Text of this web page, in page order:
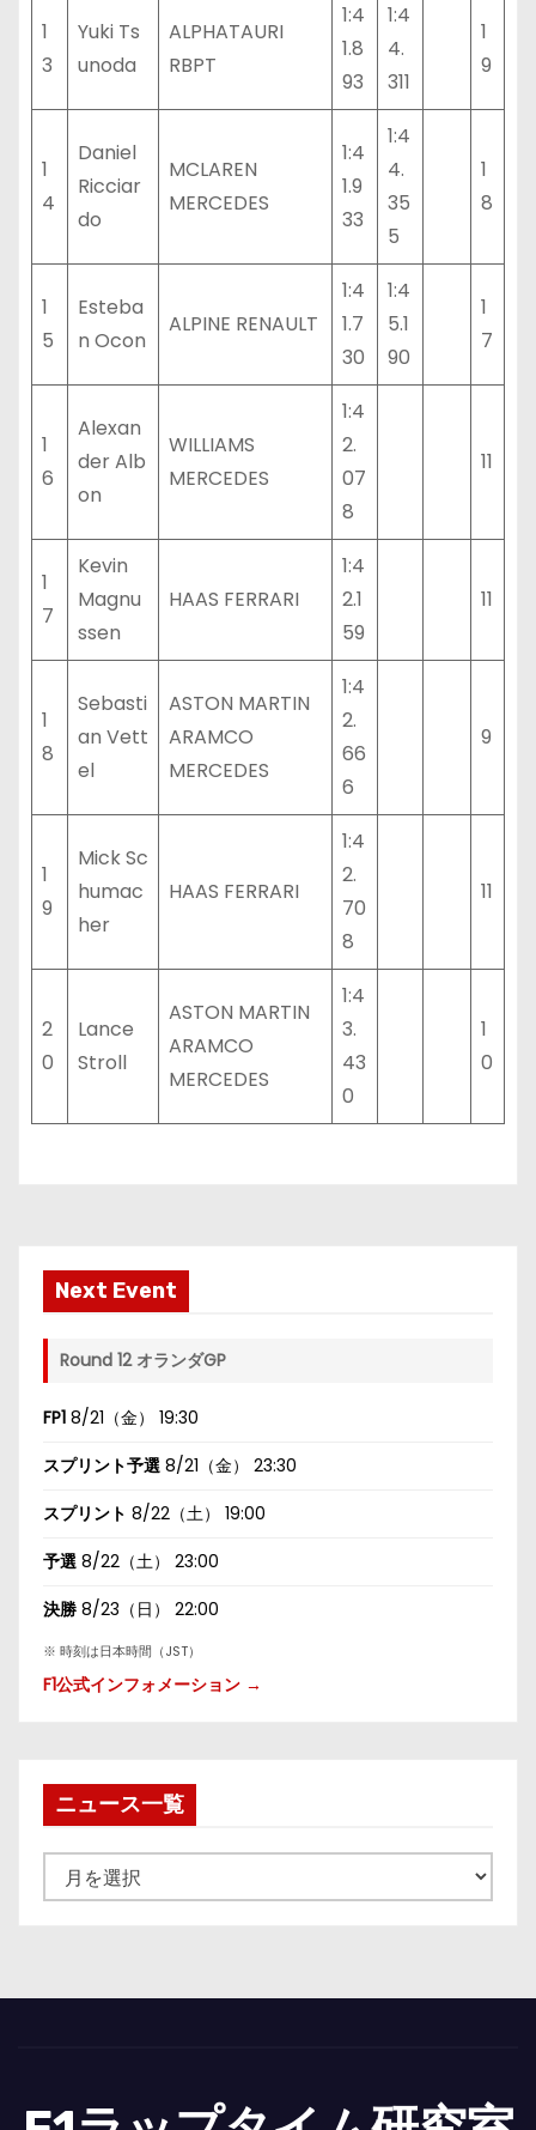
1
3
Yuki Ts
unoda
ALPHATAURI
RBPT
1:4
1.8
93
1:4
4.
311
1
9
1
4
Daniel
Ricciar
do
MCLAREN
MERCEDES
1:4
1.9
33
1:4
4.
35
5
1
8
1
5
Esteba
n Ocon
ALPINE RENAULT
1:4
1.7
30
1:4
5.1
90
1
7
1
6
Alexan
der Alb
on
WILLIAMS
MERCEDES
1:4
2.
07
8
11
1
7
Kevin
Magnu
ssen
HAAS FERRARI
1:4
2.1
59
11
1
8
Sebasti
an Vett
el
ASTON MARTIN
ARAMCO
MERCEDES
1:4
2.
66
6
9
1
9
Mick Sc
humac
her
HAAS FERRARI
1:4
2.
70
8
11
2
0
Lance
Stroll
ASTON MARTIN
ARAMCO
MERCEDES
1:4
3.
43
0
1
0
Next Event
Round 12 オランダGP
FP1 8/21（金） 19:30
スプリント予選 8/21（金） 23:30
スプリント 8/22（土） 19:00
予選 8/22（土） 23:00
決勝 8/23（日） 22:00
※ 時刻は日本時間（JST）
F1公式インフォメーション →
ニュース一覧
ュ
一